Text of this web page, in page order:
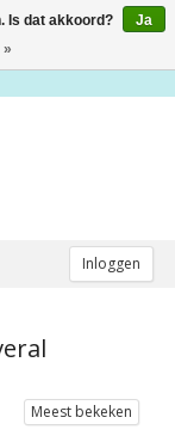
Inloggen
Meest bekeken
Is dat akkoord?
Ja
»